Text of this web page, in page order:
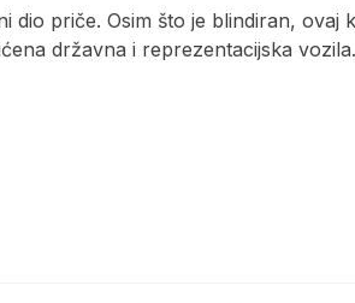
dio priče. Osim što je blindiran, ovaj
državna i reprezentacijska